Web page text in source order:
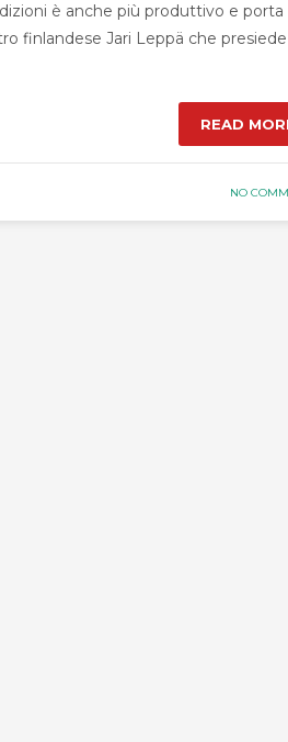
è anche più produttivo e porta
finlandese Jari Leppä che presiede
READ
NO